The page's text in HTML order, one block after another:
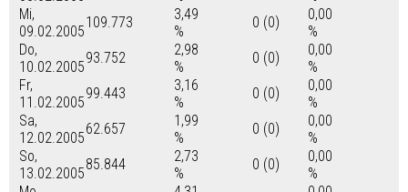
Mi,
09.02.2005
109.773
3,49
%
0 (0)
0,00
%
Do,
10.02.2005
93.752
2,98
%
0 (0)
0,00
%
Fr,
11.02.2005
99.443
3,16
%
0 (0)
0,00
%
Sa,
12.02.2005
62.657
1,99
%
0 (0)
0,00
%
So,
13.02.2005
85.844
2,73
%
0 (0)
0,00
%